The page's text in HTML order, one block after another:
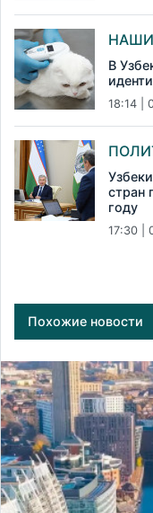
В
18:14 |
стран
году
17:30 |
Похожие новости